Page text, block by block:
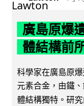
廣島原爆
體結構前
科學家在廣島原
元素合金，由鐵
體結構獨特。研